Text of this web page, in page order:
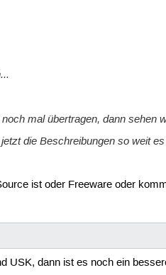
mal übertragen, dann
die Beschreibungen so weit
ist oder Freeware oder
USK, dann ist es noch ein